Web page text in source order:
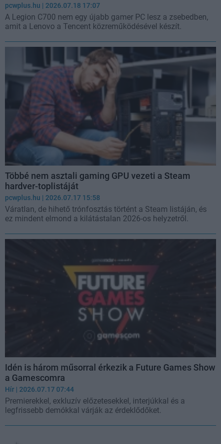
pcwplus.hu | 2026.07.18 17:07
A Legion C700 nem egy újabb gamer PC lesz a zsebedben,
amit a Lenovo a Tencent közreműködésével készít.
Többé nem asztali gaming GPU vezeti a Steam
hardver-toplistáját
pcwplus.hu | 2026.07.17 15:58
Váratlan, de hihető trónfosztás történt a Steam listáján, és
ez mindent elmond a kilátástalan 2026-os helyzetről.
Idén is három műsorral érkezik a Future Games Show
a Gamescomra
Hír | 2026.07.17 07:44
Premierekkel, exkluzív előzetesekkel, interjúkkal és a
legfrissebb demókkal várják az érdeklődőket.